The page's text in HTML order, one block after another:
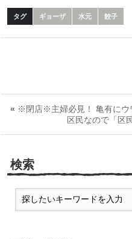
タグ ギョーザ 水元 餃子
« ※閉店※主婦必見！ 亀有にウ
区民なので「区
検索